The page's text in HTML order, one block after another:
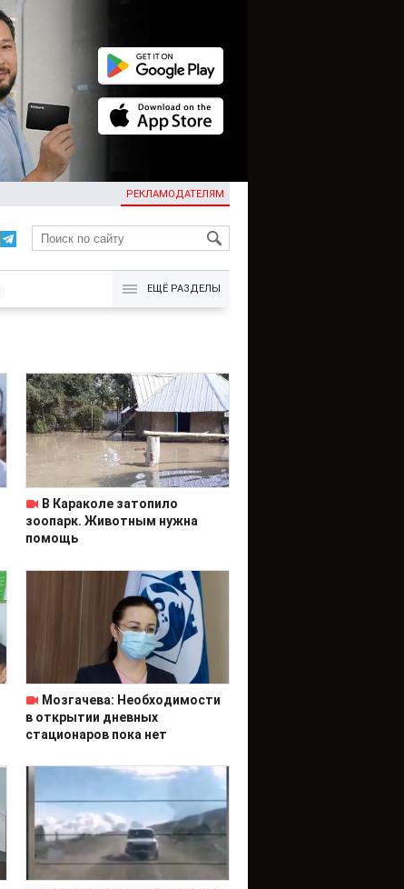
РЕКЛАМОДАТЕЛЯМ
KG
ЕЩЁ РАЗДЕЛЫ
В Караколе затопило
зоопарк. Животным нужна
помощь
Мозгачева: Необходимости
в открытии дневных
стационаров пока нет